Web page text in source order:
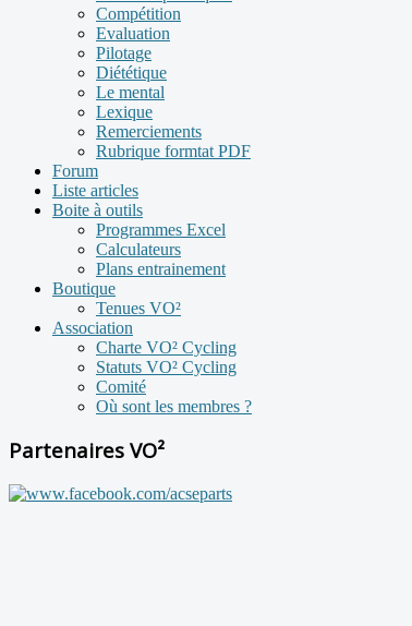
Compétition
Evaluation
Pilotage
Diététique
Le mental
Lexique
Remerciements
Rubrique formtat PDF
Forum
Liste articles
Boite à outils
Programmes Excel
Calculateurs
Plans entrainement
Boutique
Tenues VO²
Association
Charte VO² Cycling
Statuts VO² Cycling
Comité
Où sont les membres ?
Partenaires VO²